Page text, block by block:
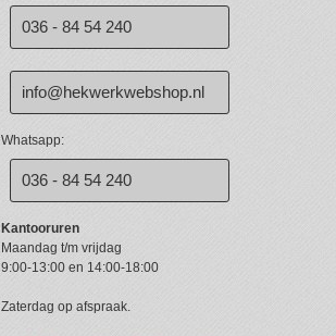
036 - 84 54 240
info@hekwerkwebshop.nl
Whatsapp:
036 - 84 54 240
Kantooruren
Maandag t/m vrijdag
9:00-13:00 en 14:00-18:00
Zaterdag op afspraak.